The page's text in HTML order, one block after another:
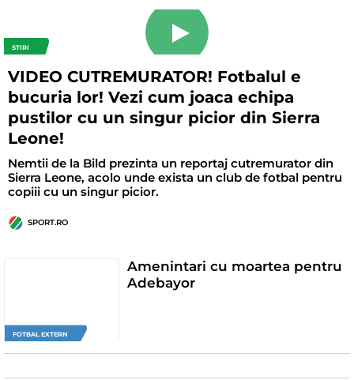
STIRI
VIDEO CUTREMURATOR! Fotbalul e
bucuria lor! Vezi cum joaca echipa
pustilor cu un singur picior din Sierra
Leone!
Nemtii de la Bild prezinta un reportaj cutremurator din
Sierra Leone, acolo unde exista un club de fotbal pentru
copiii cu un singur picior.
SPORT.RO
FOTBAL EXTERN
Amenintari cu moartea pentru
Adebayor